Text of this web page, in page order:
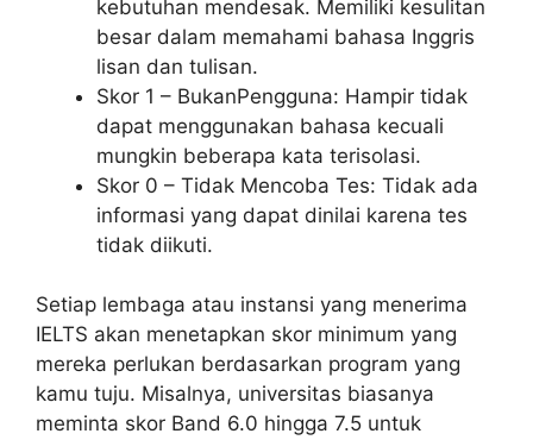
kebutuhan mendesak. Memiliki kesulitan
besar dalam memahami bahasa Inggris
lisan dan tulisan.
Skor 1 – BukanPengguna: Hampir tidak
dapat menggunakan bahasa kecuali
mungkin beberapa kata terisolasi.
Skor 0 – Tidak Mencoba Tes: Tidak ada
informasi yang dapat dinilai karena tes
tidak diikuti.
Setiap lembaga atau instansi yang menerima
IELTS akan menetapkan skor minimum yang
mereka perlukan berdasarkan program yang
kamu tuju. Misalnya, universitas biasanya
meminta skor Band 6.0 hingga 7.5 untuk